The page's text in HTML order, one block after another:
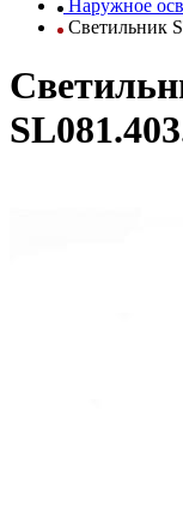
Наружное
Светильник